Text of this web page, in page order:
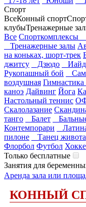
Спорт
ВсеКонный спорт
клубыТренажерные
Все Спорткомплексы
Тренажерные залы
на коньках, шорт-трек
джитсу
Дзюдо
Рукопашный бой
воздушная Гимнастика
каноэ Дайвинг Йога
Настольный теннис
Скалолазание
танго
Балет
Контемпорари
пилоне
Танец живота
Флорбол Футбол
Только бесплатные
Занятия для
Аренда зала или
КОННЫЙ